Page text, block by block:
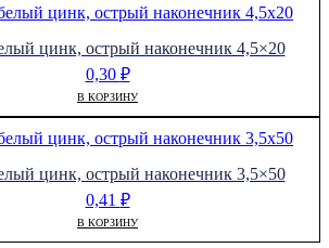
цинк, острый наконечник 4,5×20
0,30 ₽
В КОРЗИНУ
цинк, острый наконечник 3,5×50
0,41 ₽
В КОРЗИНУ